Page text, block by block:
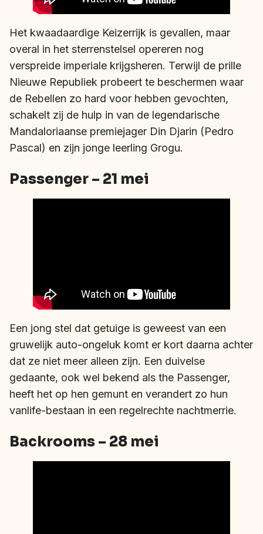
Het kwaadaardige Keizerrijk is gevallen, maar
overal in het sterrenstelsel opereren nog
verspreide imperiale krijgsheren. Terwijl de prille
Nieuwe Republiek probeert te beschermen waar
de Rebellen zo hard voor hebben gevochten,
schakelt zij de hulp in van de legendarische
Mandaloriaanse premiejager Din Djarin (Pedro
Pascal) en zijn jonge leerling Grogu.
Passenger – 21 mei
Een jong stel dat getuige is geweest van een
gruwelijk auto-ongeluk komt er kort daarna achter
dat ze niet meer alleen zijn. Een duivelse
gedaante, ook wel bekend als the Passenger,
heeft het op hen gemunt en verandert zo hun
vanlife-bestaan in een regelrechte nachtmerrie.
Backrooms – 28 mei